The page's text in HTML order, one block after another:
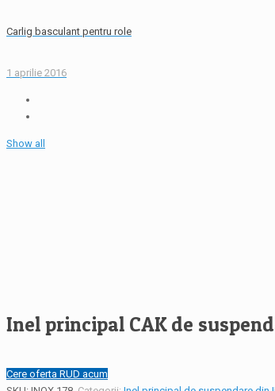
Carlig basculant pentru role
1 aprilie 2016
Show all
Inel principal CAK de
Cere oferta RUD acum